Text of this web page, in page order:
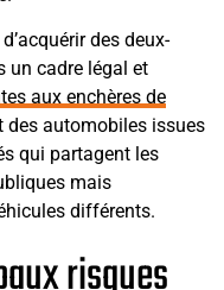
des deux-
un cadre légal et
aux enchères de
des automobiles issues
qui partagent les
mais
différents.